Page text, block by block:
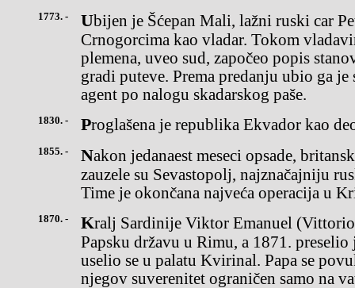
1773. - Ubijen je Šćepan Mali, lažni ruski car Petar III koji se nametnuo
Crnogorcima kao vladar. Tokom
plemena, uveo sud, započeo popis
gradi puteve. Prema predanju ubio ga
agent po nalogu skadarskog paše.
1830. - Proglašena je republika Ekvador kao
1855. - Nakon jedanaest meseci opsade, britanske, francuske i turske trupe
zauzele su Sevastopolj, najznačajniju
Time je okončana najveća operacija u
1870. - Kralj Sardinije Viktor Emanuel (Vittorio Emmanuele) napao je
Papsku državu u Rimu, a 1871.
uselio se u palatu Kvirinal. Papa se
njegov suverenitet ograničen samo na